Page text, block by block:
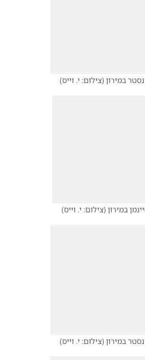
במירון(צילום: י. וייס)
במירון(צילום: י. וייס)
במירון(צילום: י. וייס)